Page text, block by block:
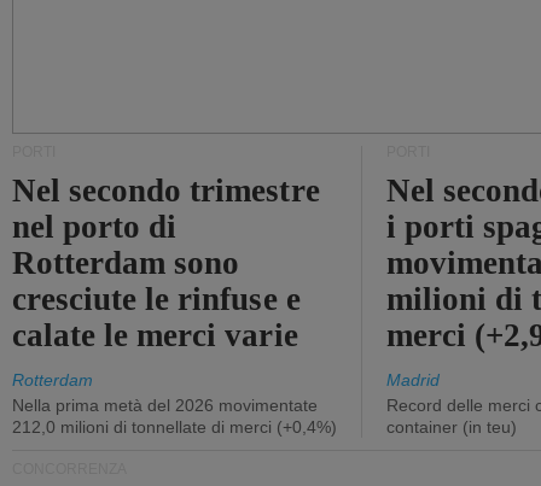
Nel secondo trimestre
nel porto di
Rotterdam sono
cresciute le rinfuse e
calate le merci varie
Rotterdam
Nella prima metà del 2026 movimentate
212,0 milioni di tonnellate di merci (+0,4%)
Nel
i porti
milioni di
merci
Madrid
Record delle merci
container (in teu)